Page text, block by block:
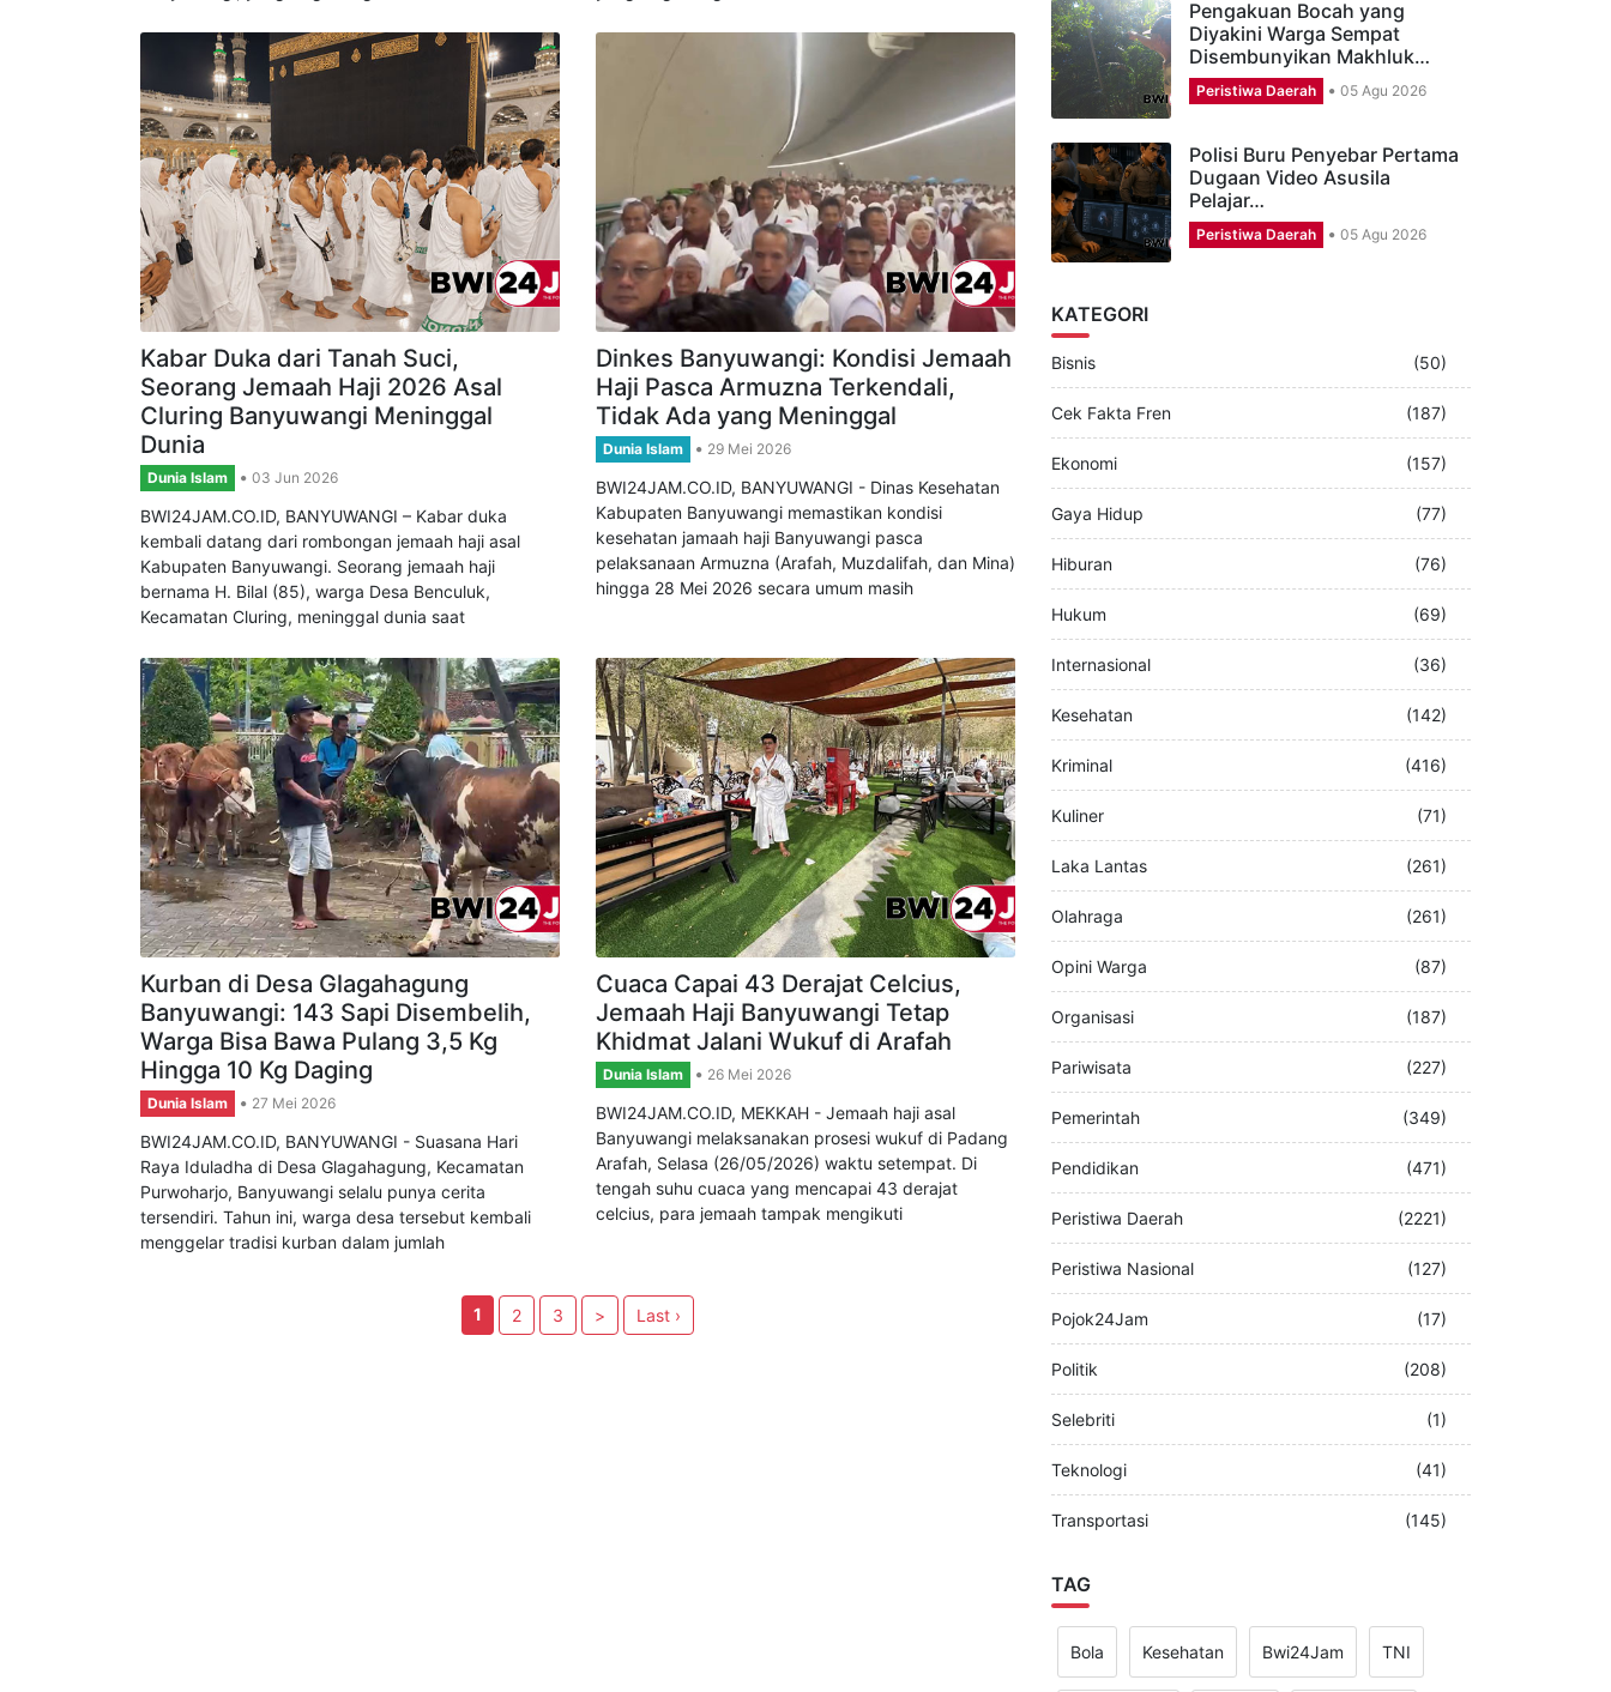
(85), warga Kelurahan Singotrunan, Kecamatan
Banyuwangi, yang tergabung
Sangidun, di Tanah Suci akhirnya terungkap.Jemaah
yang tergabung dalam Kloter SUB 83
Kabar Duka dari Tanah Suci,
Seorang Jemaah Haji 2026 Asal
Cluring Banyuwangi Meninggal
Dunia
Dunia Islam 03 Jun 2026
BWI24JAM.CO.ID, BANYUWANGI – Kabar duka
kembali datang dari rombongan jemaah haji asal
bernama H. Bilal (85), warga Desa Benculuk,
Kecamatan Cluring, meninggal dunia saat
Dinkes Banyuwangi: Kondisi Jemaah
Haji Pasca Armuzna Terkendali,
Tidak Ada yang Meninggal
Dunia Islam 29 Mei 2026
BWI24JAM.CO.ID, BANYUWANGI - Dinas Kesehatan
Kabupaten Banyuwangi memastikan kondisi
hingga 28 Mei 2026 secara umum masih
Kurban di Desa Glagahagung
Banyuwangi: 143 Sapi Disembelih,
Warga Bisa Bawa Pulang 3,5 Kg
Hingga 10 Kg Daging
Dunia Islam 27 Mei 2026
BWI24JAM.CO.ID, BANYUWANGI - Suasana Hari
Raya Iduladha di Desa Glagahagung, Kecamatan
Cuaca Capai 43 Derajat Celcius,
Jemaah Haji Banyuwangi Tetap
Khidmat Jalani Wukuf di Arafah
Dunia Islam 26 Mei 2026
BWI24JAM.CO.ID, MEKKAH - Jemaah haji asal
Banyuwangi melaksanakan prosesi wukuf di Padang
Pendidikan 06 Agu 2026
Pengakuan Bocah yang
Diyakini Warga Sempat
Peristiwa Daerah 05 Agu 2026
Polisi Buru Penyebar Pertama
Dugaan Video Asusila
KATEGORI
Bisnis (50)
Cek Fakta Fren (187)
Ekonomi (157)
Gaya Hidup (77)
Hiburan (76)
Hukum (69)
Internasional (36)
Kesehatan (142)
Kriminal (416)
Kuliner (71)
Laka Lantas (261)
Olahraga (261)
Opini Warga (87)
Organisasi (187)
Pariwisata (227)
Pemerintah (349)
Pendidikan (471)
Peristiwa Daerah (2221)
Peristiwa Nasional (127)
Pojok24Jam (17)
Politik (208)
Selebriti (1)
Transportasi
TAG